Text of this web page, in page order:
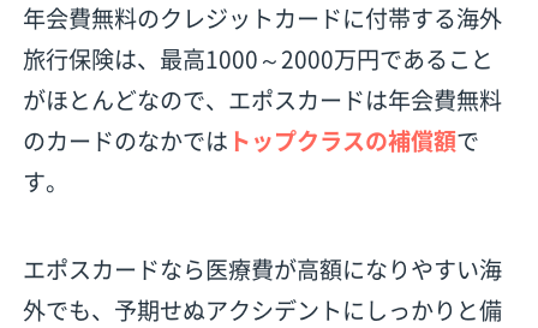
年会費無料のクレジットカードに付帯する海外
旅行保険は、最高1000～2000万円であること
がほとんどなので、エポスカードは年会費無料
のカードのなかでは トップクラスの補償額で
す。
エポスカードなら医療費が高額になりやすい海
外でも、予期せぬアクシデントにしっかりと備